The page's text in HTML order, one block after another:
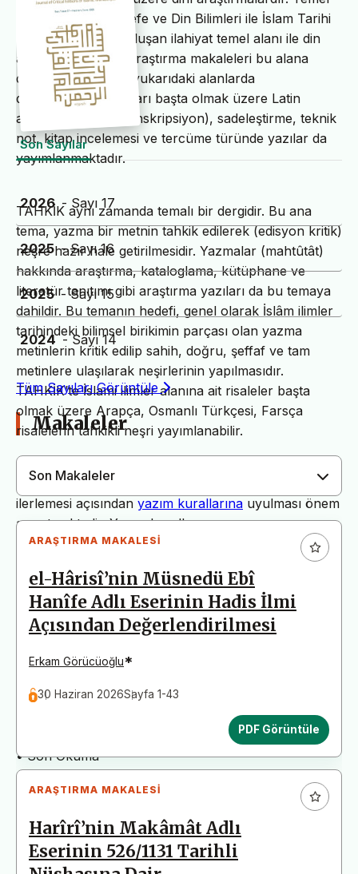
İslam Bilimleri, Felsefe ve Din Bilimleri ile İslam Tarihi
ve Sanatları’ndan oluşan ilahiyat temel alanı ile din
alanındaki bilimsel araştırma makaleleri bu alana
dâhildir. TAHKİK’te yukarıdaki alanlarda
değerlendirme yazıları başta olmak üzere Latin
alfabesine nakil (transkripsiyon), sadeleştirme, teknik
not, kitap incelemesi ve tercüme türünde yazılar da
yayımlanmaktadır.
TAHKİK aynı zamanda temalı bir dergidir. Bu ana
tema, yazma bir metnin tahkik edilerek (edisyon kritik)
neşre hazır hale getirilmesidir. Yazmalar (mahtûtât)
hakkında araştırma, kataloglama, kütüphane ve
literatür tanıtımı gibi araştırma yazıları da bu temaya
dahildir. Bu temanın hedefi, genel olarak İslâm ilimler
tarihindeki bilimsel birikimin parçası olan yazma
metinlerin kritik edilip sahih, doğru, şeffaf ve tam
metinlere ulaşılarak neşirlerinin yapılmasıdır.
TAHKİK’te İslami ilimler alanına ait risaleler başta
olmak üzere Arapça, Osmanlı Türkçesi, Farsça
risalelerin tahkikli neşri yayımlanabilir.
Dergimiz yayın süreçlerinin daha hızlı ve sağlıklı
ilerlemesi açısından yazım kurallarına uyulması önem
arz etmektedir. Yazım kurallarına uymayan
başvurular değerlendirme aşamasına alınmadan iade
edilecektir. Bu nedenle çalışmalarınızı yüklemeden
önce çalışmanızın yazım kurallarına uygun olarak
düzenlendiğinden emin olunuz.
Yayın İnceleme Süreci (Yaklaşık 130 Gün)
• Editör İncelemesi
• Şekilsel ve Etik Ön İnceleme
• Son Okuma
Son Sayılar
2026 - Sayı 17
2025 - Sayı 16
2025 - Sayı 15
2024 - Sayı 14
Tüm Sayıları Görüntüle
Makaleler
Son Makaleler
ARAŞTIRMA MAKALESI
el-Hârisî’nin Müsnedü Ebî
Hanîfe Adlı Eserinin Hadis İlmi
Açısından Değerlendirilmesi
Erkam Görücüoğlu*
30 Haziran 2026Sayfa 1-43
PDF Görüntüle
ARAŞTIRMA MAKALESI
Harîrî’nin Makâmât Adlı
Eserinin 526/1131 Tarihli